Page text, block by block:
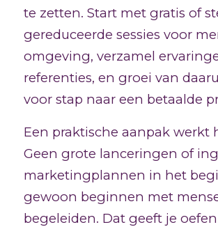
te zetten. Start met gratis of
gereduceerde sessies voor
omgeving, verzamel
referenties, en groei van
voor stap naar een betaalde
Een praktische aanpak werkt
Geen grote lanceringen of
marketingplannen in het
gewoon beginnen met
begeleiden. Dat geeft je